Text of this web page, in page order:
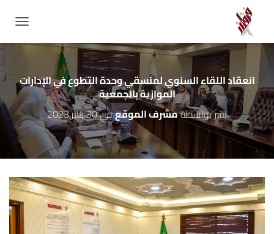
انعقاد اللقاء السنوي لمنسقي وحدة التطوع في الإدارات
الموازية بالجمعية
نشر بواسطةمشرف الموقعفي30 يناير,2023